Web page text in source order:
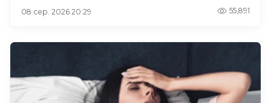
08 сер. 2026 20:29 55,891